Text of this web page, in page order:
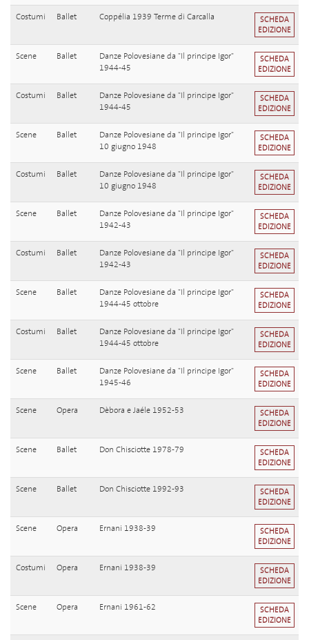
Costumi Ballet Coppélia 1939 Terme di Carcalla
SCHEDA
EDIZIONE
Scene Ballet
Danze Polovesiane da "Il principe Igor"
1944-45
SCHEDA
EDIZIONE
Costumi Ballet
Danze Polovesiane da "Il principe Igor"
1944-45
SCHEDA
EDIZIONE
Scene Ballet
Danze Polovesiane da "Il principe Igor"
10 giugno 1948
SCHEDA
EDIZIONE
Costumi Ballet
Danze Polovesiane da "Il principe Igor"
10 giugno 1948
SCHEDA
EDIZIONE
Scene Ballet
Danze Polovesiane da "Il principe Igor"
1942-43
SCHEDA
EDIZIONE
Costumi Ballet
Danze Polovesiane da "Il principe Igor"
1942-43
SCHEDA
EDIZIONE
Scene Ballet
Danze Polovesiane da "Il principe Igor"
1944-45 ottobre
SCHEDA
EDIZIONE
Costumi Ballet
Danze Polovesiane da "Il principe Igor"
1944-45 ottobre
SCHEDA
EDIZIONE
Scene Ballet
Danze Polovesiane da "Il principe Igor"
1945-46
SCHEDA
EDIZIONE
Scene Opera Dèbora e Jaéle 1952-53
SCHEDA
EDIZIONE
Scene Ballet Don Chisciotte 1978-79
SCHEDA
EDIZIONE
Scene Ballet Don Chisciotte 1992-93
SCHEDA
EDIZIONE
Scene Opera Ernani 1938-39
SCHEDA
EDIZIONE
Costumi Opera Ernani 1938-39
SCHEDA
EDIZIONE
Scene Opera Ernani 1961-62
SCHEDA
EDIZIONE